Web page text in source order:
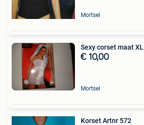
Mortsel
Sexy corset maat XL
€ 10,00
Mortsel
Korset Artnr 572